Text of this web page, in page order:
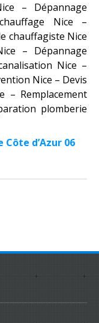
– Dépannage
Nice –
chauffagiste Nice
– Dépannage
Nice –
Nice – Devis
– Remplacement
plomberie
d’Azur 06